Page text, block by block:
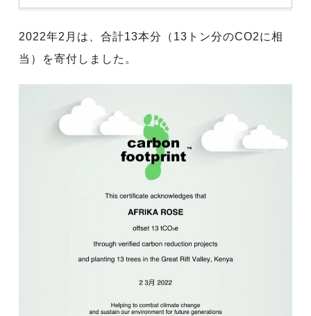
2022年2月は、合計13本分（13トン分のCO2に相
当）を寄付しました。